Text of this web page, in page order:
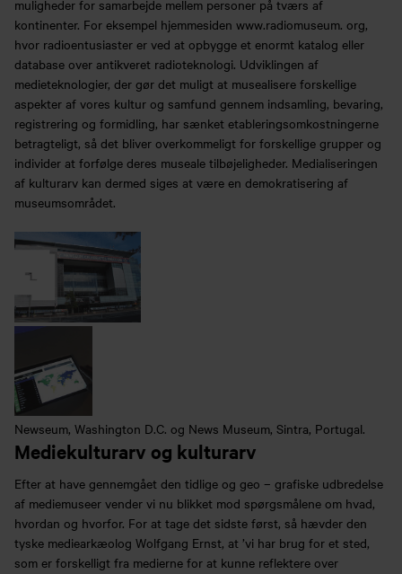
muligheder for samarbejde mellem personer på tværs af
kontinenter. For eksempel hjemmesiden www.radiomuseum. org,
hvor radioentusiaster er ved at opbygge et enormt katalog eller
database over antikveret radioteknologi. Udviklingen af
medieteknologier, der gør det muligt at musealisere forskellige
aspekter af vores kultur og samfund gennem indsamling, bevaring,
registrering og formidling, har sænket etableringsomkostningerne
betragteligt, så det bliver overkommeligt for forskellige grupper og
individer at forfølge deres museale tilbøjeligheder. Medialiseringen
af kulturarv kan dermed siges at være en demokratisering af
museumsområdet.
Newseum, Washington D.C. og News Museum, Sintra, Portugal.
Mediekulturarv og kulturarv
Efter at have gennemgået den tidlige og geo – grafiske udbredelse
af mediemuseer vender vi nu blikket mod spørgsmålene om hvad,
hvordan og hvorfor. For at tage det sidste først, så hævder den
tyske mediearkæolog Wolfgang Ernst, at ’vi har brug for et sted,
som er forskelligt fra medierne for at kunne reflektere over